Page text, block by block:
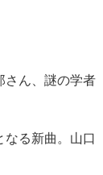
さん、謎の学者
る新曲。山口